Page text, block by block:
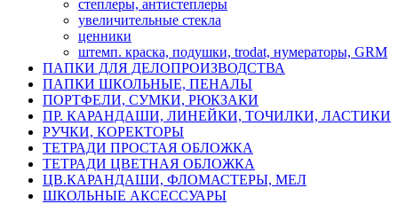
степлеры, антистеплеры
увеличительные стекла
ценники
штемп. краска, подушки, trodat, нумераторы, GRM
ПАПКИ ДЛЯ ДЕЛОПРОИЗВОДСТВА
ПАПКИ ШКОЛЬНЫЕ, ПЕНАЛЫ
ПОРТФЕЛИ, СУМКИ, РЮКЗАКИ
ПР. КАРАНДАШИ, ЛИНЕЙКИ, ТОЧИЛКИ, ЛАСТИКИ
РУЧКИ, КОРЕКТОРЫ
ТЕТРАДИ ПРОСТАЯ ОБЛОЖКА
ТЕТРАДИ ЦВЕТНАЯ ОБЛОЖКА
ЦВ.КАРАНДАШИ, ФЛОМАСТЕРЫ, МЕЛ
ШКОЛЬНЫЕ АКСЕССУАРЫ